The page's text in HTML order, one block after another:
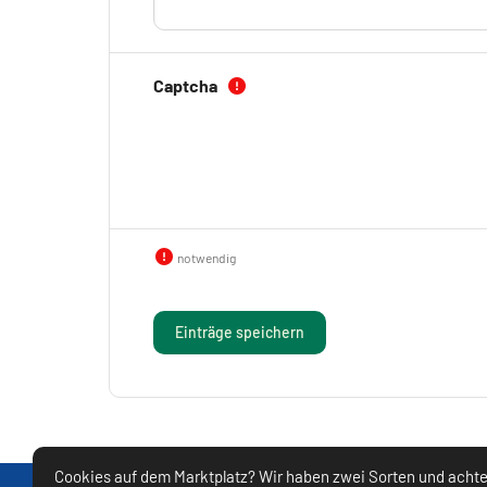
Cookies auf dem Marktplatz? Wir haben zwei Sorten und
Captcha
notwendig